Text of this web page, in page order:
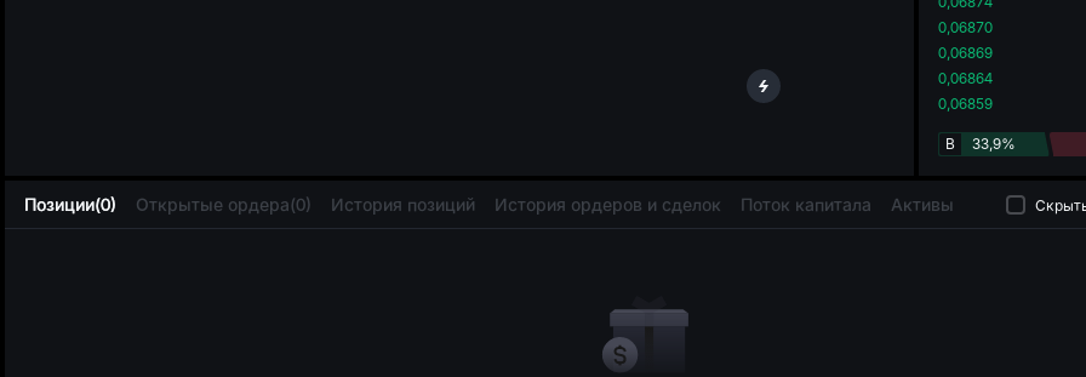
Позиции(0) Открытые ордера(0) История позиций История ордеров и сделок Поток капитала Активы
0,06870
0,06869
0,06864
0,06859
33,9%
B